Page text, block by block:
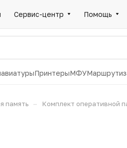
Сервис-центр Помощь
ПринтерыМФУ
память –
Комплект оперативной